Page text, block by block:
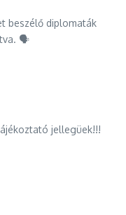
beszélő diplomaták
🗣️
jellegüek!!!